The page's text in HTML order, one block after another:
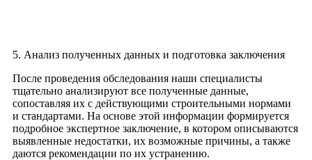
5. Анализ полученных данных и подготовка заключения
После проведения обследования наши специалисты
тщательно анализируют все полученные данные,
сопоставляя их с действующими строительными нормами
и стандартами. На основе этой информации формируется
подробное экспертное заключение, в котором описываются
выявленные недостатки, их возможные причины, а также
даются рекомендации по их устранению.